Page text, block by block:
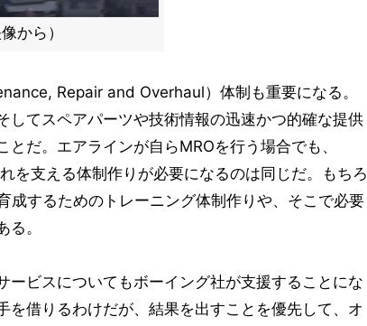
から）
Repair and Overhaul）体制も重要になる。
してスペアパーツや技術情報の迅速かつ的確な提供
だ。エアラインが自らMROを行う場合でも、
を支える体制作りが必要になるのは同じだ。もちろ
成するためのトレーニング体制作りや、そこで必要
。
ービスについてもボーイング社が支援することにな
を借りるわけだが、結果を出すことを優先して、オ